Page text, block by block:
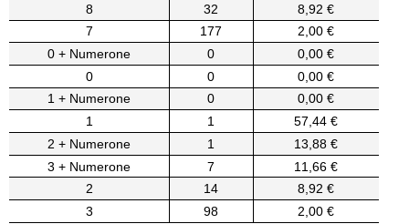
8
32
8,92 €
7
177
2,00 €
0 + Numerone
0
0,00 €
0
0
0,00 €
1 + Numerone
0
0,00 €
1
1
57,44 €
2 + Numerone
1
13,88 €
3 + Numerone
7
11,66 €
2
14
8,92 €
3
98 2,00 €